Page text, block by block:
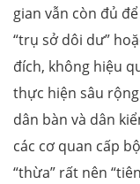
gian vẫn còn đủ
“trụ sở dôi dư”
đích, không hiệu
thực hiện sâu
dân bàn và dân
các cơ quan cấp
“thừa” rất nên